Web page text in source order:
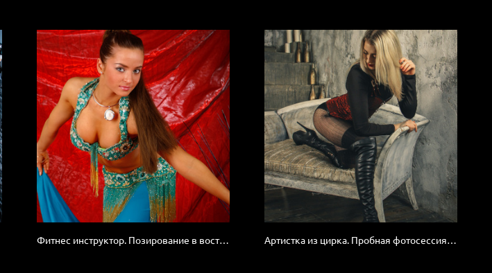
Фитнес инструктор. Позирование в восточном костюме. Артистка из цирка. Пробная фотосессия. Образ подобран самой девушкой.